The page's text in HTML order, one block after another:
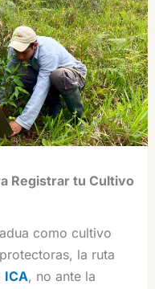
Registrar tu Cultivo
como cultivo
la ruta
ICA, no ante la